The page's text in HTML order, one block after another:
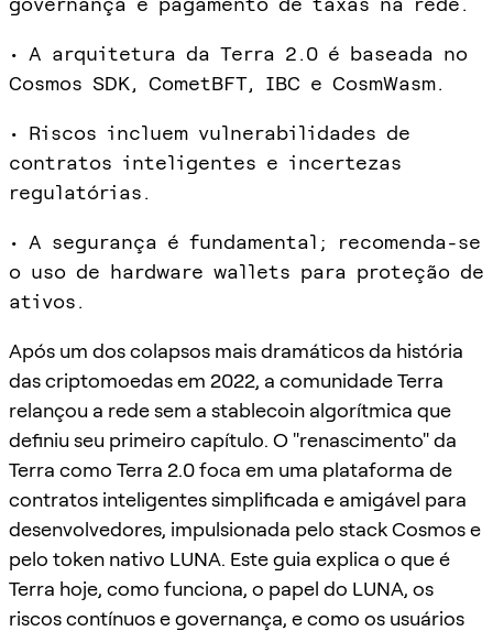
• A arquitetura da Terra 2.0 é baseada no
Cosmos SDK, CometBFT, IBC e CosmWasm.
• Riscos incluem vulnerabilidades de
contratos inteligentes e incertezas
regulatórias.
• A segurança é fundamental; recomenda-se
o uso de hardware wallets para proteção de
ativos.
Após um dos colapsos mais dramáticos da história
das criptomoedas em 2022, a comunidade Terra
relançou a rede sem a stablecoin algorítmica que
definiu seu primeiro capítulo. O "renascimento" da
Terra como Terra 2.0 foca em uma plataforma de
contratos inteligentes simplificada e amigável para
desenvolvedores, impulsionada pelo stack Cosmos e
pelo token nativo LUNA. Este guia explica o que é
Terra hoje, como funciona, o papel do LUNA, os
riscos contínuos e governança, e como os usuários